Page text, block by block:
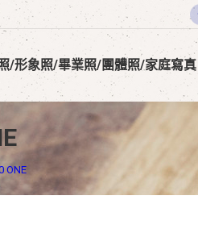
/形象照/畢業照/團體照/家庭寫真
ONE